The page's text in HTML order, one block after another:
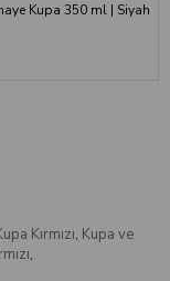
Kupa 350 ml | Siyah
Kırmızı, Kupa ve
,